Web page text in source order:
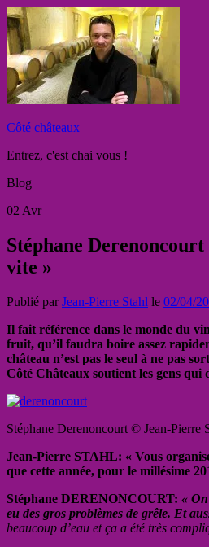
Côté châteaux
Entrez, c'est chai vous !
Blog
02 Avr
Stéphane
vite »
Publié parJean-Pierre Stahl le 02/04/
Il fait référence dans le monde du
fruit, qu’il faudra boire assez
château n’est pas le seul à ne pas
Côté Châteaux soutient les gens qui
Stéphane Derenoncourt © Jean-Pierre
Jean-Pierre STAHL: « Vous
que cette année, pour le millésime
Stéphane DERENONCOURT: «
eu des gros problèmes de grêle. Et
beaucoup d’eau et ça a été très